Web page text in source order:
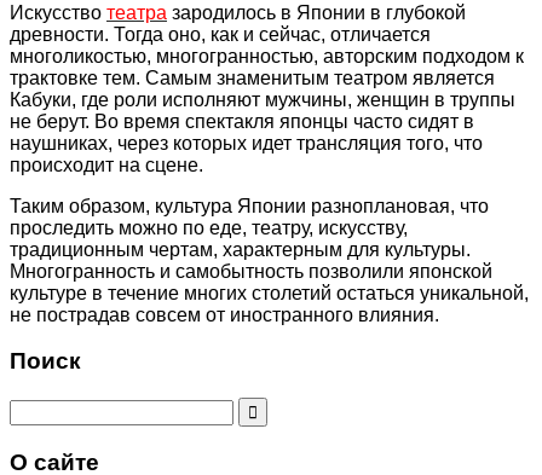
Искусство театра зародилось в Японии в глубокой
древности. Тогда оно, как и сейчас, отличается
многоликостью, многогранностью, авторским подходом к
трактовке тем. Самым знаменитым театром является
Кабуки, где роли исполняют мужчины, женщин в труппы
не берут. Во время спектакля японцы часто сидят в
наушниках, через которых идет трансляция того, что
происходит на сцене.
Таким образом, культура Японии разноплановая, что
проследить можно по еде, театру, искусству,
традиционным чертам, характерным для культуры.
Многогранность и самобытность позволили японской
культуре в течение многих столетий остаться уникальной,
не пострадав совсем от иностранного влияния.
Поиск
Search
for:
О сайте